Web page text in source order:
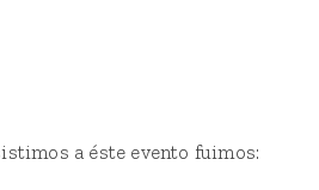
a éste evento fuimos: